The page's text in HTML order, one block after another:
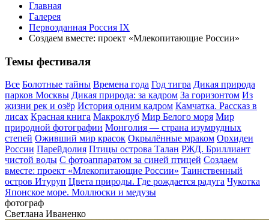
Главная
Галерея
Первозданная Россия IX
Создаем вместе: проект «Млекопитающие России»
Темы фестиваля
Все Болотные тайны Времена года Год тигра Дикая природа
парков Москвы Дикая природа: за кадром За горизонтом Из
жизни рек и озёр История одним кадром Камчатка. Рассказ в
лисах Красная книга Макроклуб Мир Белого моря Мир
природной фотографии Монголия — страна изумрудных
степей Оживший мир красок Окрылённые мраком Орхидеи
России Парейдолия Птицы острова Талан РЖД. Бриллиант
чистой воды С фотоаппаратом за синей птицей Создаем
вместе: проект «Млекопитающие России» Таинственный
остров Итуруп Цвета природы. Где рождается радуга Чукотка
Японское море. Моллюски и медузы
фотограф
Светлана Иваненко